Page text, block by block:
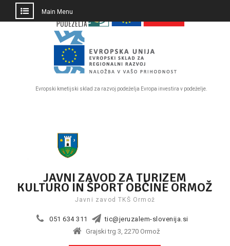
PRESKOČI
Evropski kmetijski sklad za razvoj podeželja Evropa investira v podeželje.
Main Menu
JAVNI ZAVOD ZA TURIZEM
KULTURO IN ŠPORT OBČINE ORMOŽ
Javni zavod TKŠ Ormož
051 634 311
tic@jeruzalem-slovenija.si
Grajski trg 3, 2270 Ormož